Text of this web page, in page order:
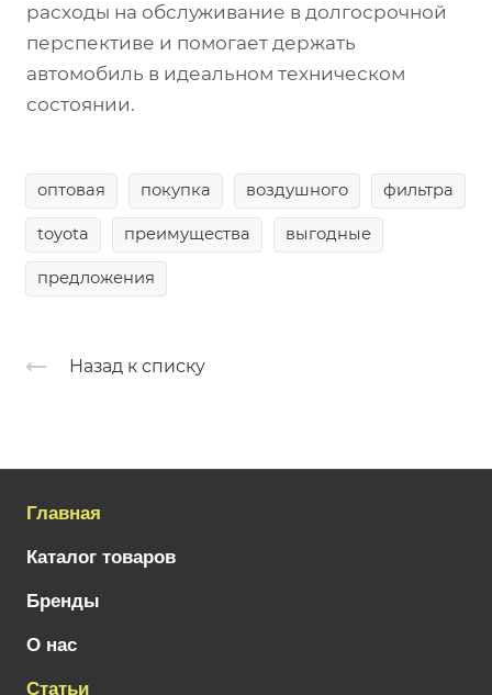
расходы на обслуживание в долгосрочной
перспективе и помогает держать
автомобиль в идеальном техническом
состоянии.
оптовая покупка воздушного фильтра
toyota преимущества выгодные
предложения
Назад к списку
Главная
Каталог товаров
Бренды
О нас
Статьи